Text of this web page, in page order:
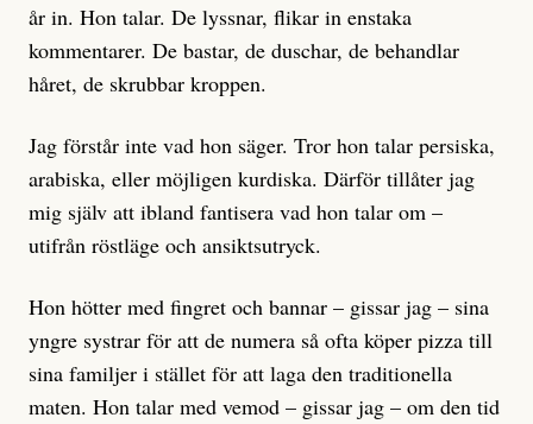
år in. Hon talar. De lyssnar, flikar in enstaka
kommentarer. De bastar, de duschar, de behandlar
håret, de skrubbar kroppen.
Jag förstår inte vad hon säger. Tror hon talar persiska,
arabiska, eller möjligen kurdiska. Därför tillåter jag
mig själv att ibland fantisera vad hon talar om –
utifrån röstläge och ansiktsutryck.
Hon hötter med fingret och bannar – gissar jag – sina
yngre systrar för att de numera så ofta köper pizza till
sina familjer i stället för att laga den traditionella
maten. Hon talar med vemod – gissar jag – om den tid